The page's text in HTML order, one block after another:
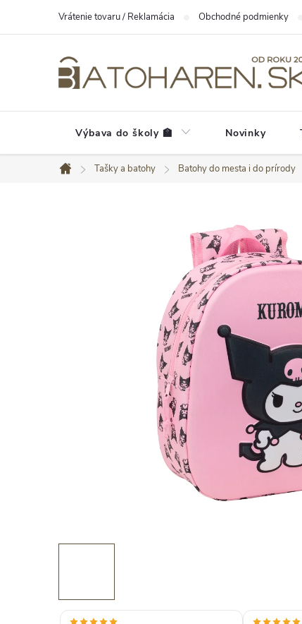
Vrátenie tovaru / Reklamácia Obchodné podmienky
Výbava do školy 🏫 Novinky
Domov
Tašky a batohy Batohy do mesta i do prírody